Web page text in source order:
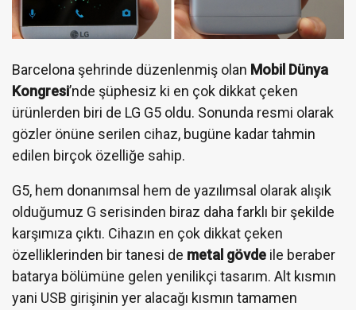
Barcelona şehrinde düzenlenmiş olan Mobil Dünya
Kongresi’nde şüphesiz ki en çok dikkat çeken
ürünlerden biri de LG G5 oldu. Sonunda resmi olarak
gözler önüne serilen cihaz, bugüne kadar tahmin
edilen birçok özelliğe sahip.
G5, hem donanımsal hem de yazılımsal olarak alışık
olduğumuz G serisinden biraz daha farklı bir şekilde
karşımıza çıktı. Cihazın en çok dikkat çeken
özelliklerinden bir tanesi de metal gövde ile beraber
batarya bölümüne gelen yenilikçi tasarım. Alt kısmın
yani USB girişinin yer alacağı kısmın tamamen